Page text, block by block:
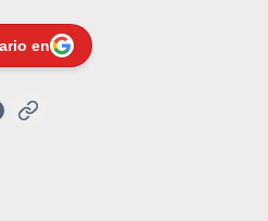
en